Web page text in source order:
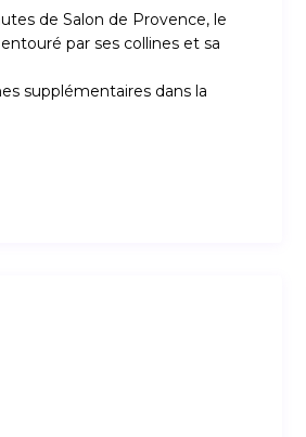
de Salon de Provence, le
par ses collines et sa
supplémentaires dans la